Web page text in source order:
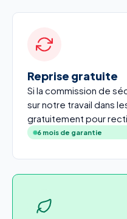
Reprise gratuite
Si la commission de
sur notre travail dans
gratuitement pour
6 mois de garantie